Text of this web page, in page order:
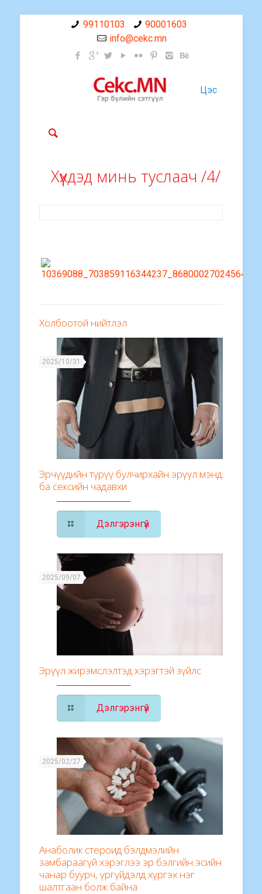
99110103
90001603
info@cekc.mn
Цэс
Хүүхдэд минь туслаач /4/
Холбоотой нийтлэл
2025/10/31
Эрчүүдийн түрүү булчирхайн эрүүл мэнд
ба сексийн чадавхи
Дэлгэрэнгүй
2025/09/07
Эрүүл жирэмслэлтэд хэрэгтэй зүйлс
Дэлгэрэнгүй
2025/02/27
Анаболик стероид бэлдмэлийн
замбараагүй хэрэглээ эр бэлгийн эсийн
чанар буурч, үргүйдэлд хүргэх нэг
шалтгаан болж байна